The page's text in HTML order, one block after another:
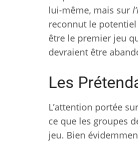
lui-même, mais sur
reconnut le
être le premier jeu
devraient être
Les
L’attention portée
ce que les groupes
jeu. Bien